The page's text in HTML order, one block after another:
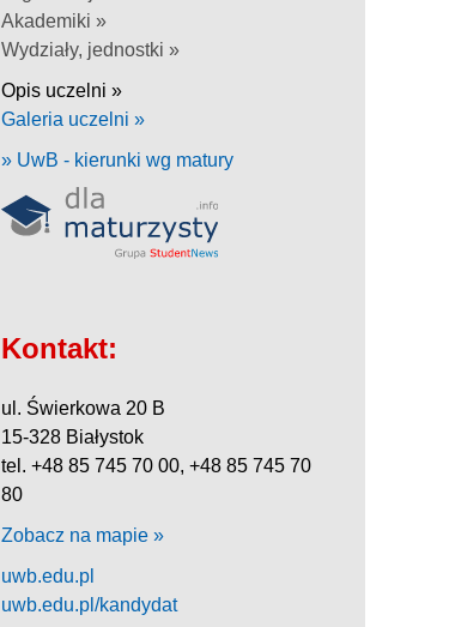
Akademiki »
Wydziały, jednostki »
Opis uczelni »
Galeria uczelni »
» UwB - kierunki wg matury
Kontakt:
ul. Świerkowa 20 B
15-328 Białystok
tel. +48 85 745 70 00, +48 85 745 70
80
Zobacz na mapie »
uwb.edu.pl
uwb.edu.pl/kandydat